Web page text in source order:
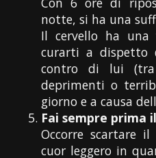
notte, si ha una
Il cervello ha una
curarti a
contro di lui (tra
deprimenti o
giorno e a causa
Fai sempre prima
Occorre scartare
cuor leggero in